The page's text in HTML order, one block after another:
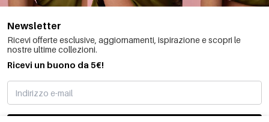
Newsletter
Ricevi offerte esclusive, aggiornamenti, ispirazione e scopri le
nostre ultime collezioni.
Ricevi un buono da 5€!